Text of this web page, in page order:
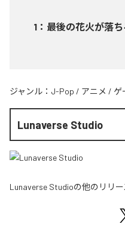
1 ： 最後の花火が落
ジャンル： J-Pop / アニメ / ゲ
Lunaverse Studio
Lunaverse Studioの他のリリー